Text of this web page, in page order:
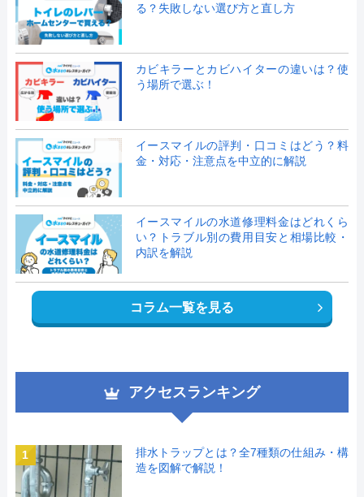
る？失敗しない選び方と直し方
カビキラーとカビハイターの違いは？使
う場所で選ぶ！
イースマイルの評判・口コミはどう？料
金・対応・注意点を中立的に解説
イースマイルの水道修理料金はどれくら
い？トラブル別の費用目安と相場比較・
内訳を解説
コラム一覧を見る
アクセスランキング
1
排水トラップとは？全7種類の仕組み・構
造を図解で解説！